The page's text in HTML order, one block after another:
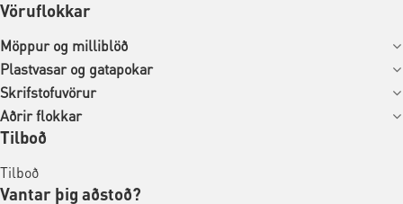
Vöruflokkar
Möppur og milliblöð
Plastvasar og gatapokar
Skrifstofuvörur
Aðrir flokkar
Tilboð
Tilboð
Vantar þig aðstoð?